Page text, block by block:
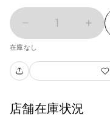
1
在庫なし
店舗在庫状況